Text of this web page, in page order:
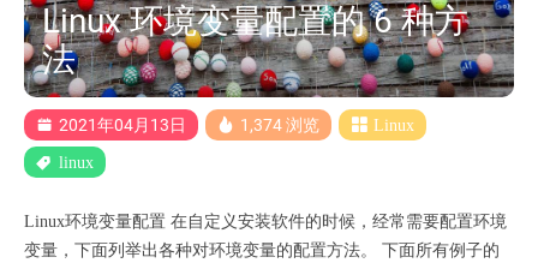
Linux 环境变量配置的 6 种方
法
2021年04月13日 1,374 浏览 Linux
linux
Linux环境变量配置 在自定义安装软件的时候，经常需要配置环境
变量，下面列举出各种对环境变量的配置方法。 下面所有例子的